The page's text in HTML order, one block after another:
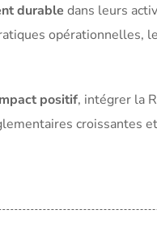
durable dans leurs
opérationnelles,
positif, intégrer la
croissantes